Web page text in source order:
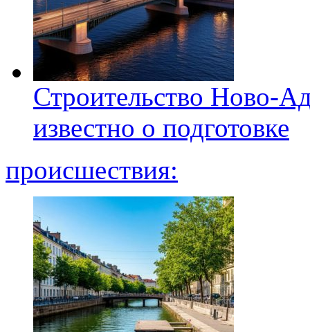
Строительство Ново-
известно о подготовке
происшествия: